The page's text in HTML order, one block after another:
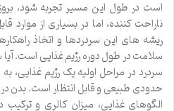
است در طول این مسیر تجربه شود،
ناراحت کننده، اما در بسیاری از
ریشه های این سردردها و اتخاذ
سلامت در طول دوره رژیم غذایی است.
سردرد در مراحل اولیه یک رژیم غذایی،
حدودی طبیعی و قابل انتظار است. بدن
الگوهای غذایی، میزان کالری و